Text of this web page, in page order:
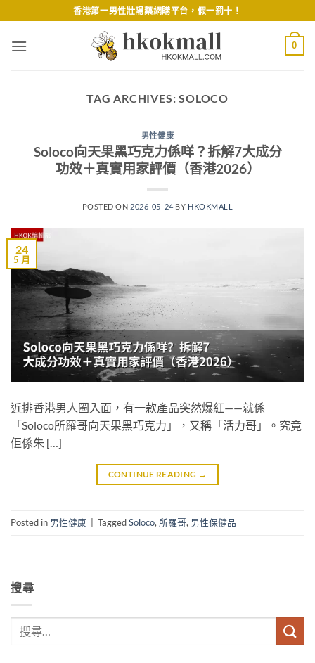
to
content
香港第一男性壯陽藥網購平台，假一罰十！
0
TAG ARCHIVES:SOLOCO
男性健康
Soloco向天果黑巧克力係咩？拆解7大成分
功效＋真實用家評價（香港2026）
POSTED ON 2026-05-24 BY HKOKMALL
24
5 月
近排香港男人圈入面，有一款產品突然爆紅——就係
「Soloco所羅哥向天果黑巧克力」，又稱「活力哥」。究竟
佢係朱 […]
CONTINUE READING →
Posted in 男性健康 TaggedSoloco,所羅哥, 男性保健品
搜尋